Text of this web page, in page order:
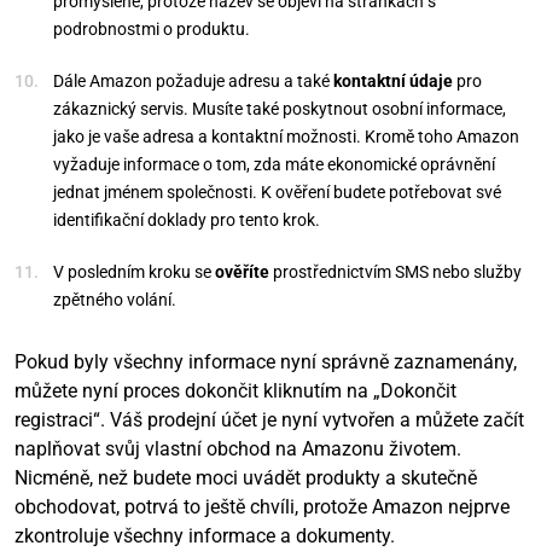
podrobnostmi o produktu.
Dále Amazon požaduje adresu a takékontaktní údaje pro
zákaznický servis. Musíte také poskytnout osobní informace,
jako je vaše adresa a kontaktní možnosti. Kromě toho Amazon
vyžaduje informace o tom, zda máte ekonomické oprávnění
jednat jménem společnosti. K ověření budete potřebovat své
identifikační doklady pro tento krok.
V posledním kroku seověříte prostřednictvím SMS nebo služby
zpětného volání.
Pokud byly všechny informace nyní správně zaznamenány,
můžete nyní proces dokončit kliknutím na „Dokončit
registraci“. Váš prodejní účet je nyní vytvořen a můžete začít
naplňovat svůj vlastní obchod na Amazonu životem.
Nicméně, než budete moci uvádět produkty a skutečně
obchodovat, potrvá to ještě chvíli, protože Amazon nejprve
zkontroluje všechny informace a dokumenty.